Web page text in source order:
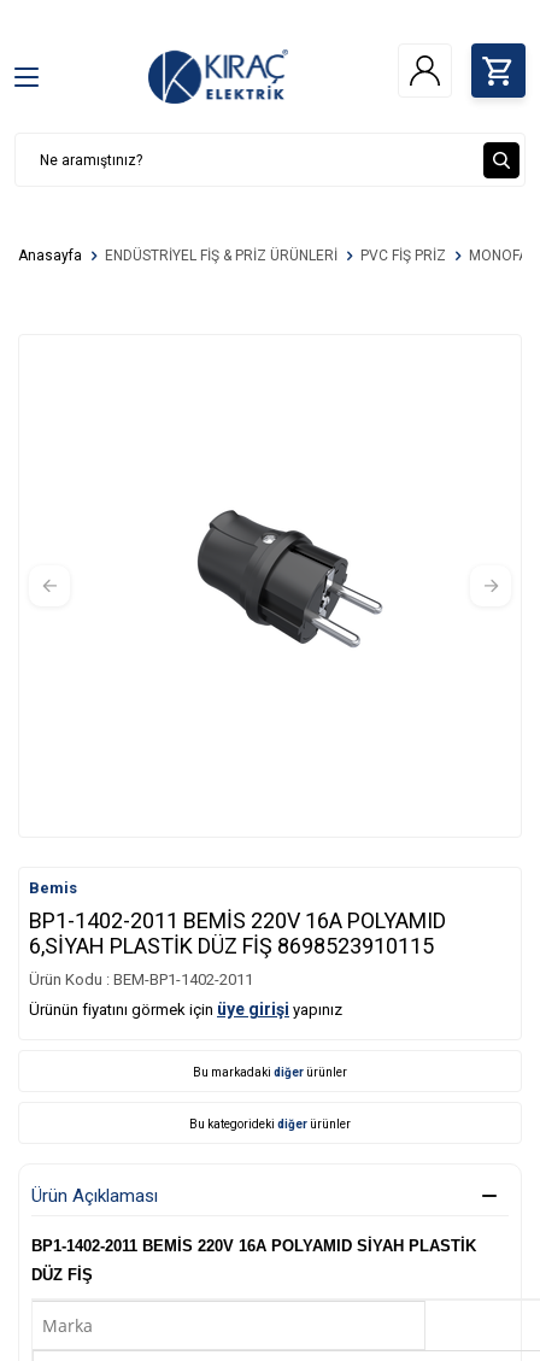
Anasayfa ENDÜSTRİYEL FİŞ & PRİZ ÜRÜNLERİ PVC FİŞ PRİZ
Bemis
BP1-1402-2011 BEMİS 220V 16A POLYAMID
6,SİYAH PLASTİK DÜZ FİŞ 8698523910115
Ürün Kodu : BEM-BP1-1402-2011
Ürünün fiyatını görmek için üye girişi yapınız
Bu markadaki diğer ürünler
Bu kategorideki diğer ürünler
Ürün Açıklaması
BP1-1402-2011 BEMİS 220V 16A POLYAMID SİYAH PLASTİK
DÜZ FİŞ
Marka